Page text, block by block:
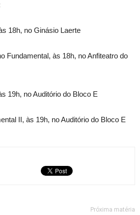
18h, no Ginásio Laerte
Fundamental, às 18h, no Anfiteatro do
19h, no Auditório do Bloco E
II, às 19h, no Auditório do Bloco E
Próxima matéria